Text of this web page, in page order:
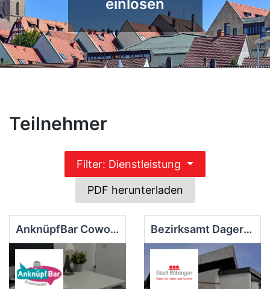
einlösen
Teilnehmer
Filter: Dienstleistung
PDF herunterladen
AnknüpfBar Coworking Bezirksamt Dagersheim